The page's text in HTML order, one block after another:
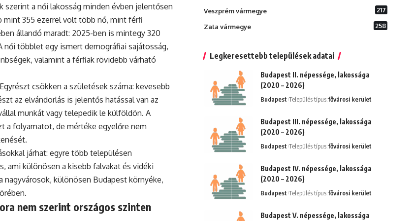
szerint a női lakosság minden évben jelentősen
mint 355 ezerrel volt több nő, mint férfi
állandó maradt: 2025-ben is mintegy 320
többlet egy ismert demográfiai sajátosság,
valamint a férfiak rövidebb várható
csökken a születések száma: kevesebb
az elvándorlás is jelentős hatással van az
munkát vagy telepedik le külföldön. A
a folyamatot, de mértéke egyelőre nem
járhat: egyre több településen
ami különösen a kisebb falvakat és vidéki
nagyvárosok, különösen Budapest környéke,
nem szerint országos szinten
Veszprém vármegye 217
Zala vármegye 258
Legkeresettebb települések adatai
Budapest II. népessége, lakossága
(2020 – 2026)
Budapest Település típus:fővárosi kerület
Budapest III. népessége, lakossága
(2020 – 2026)
Budapest Település típus:fővárosi kerület
Budapest IV. népessége, lakossága
(2020 – 2026)
Budapest Település típus:fővárosi kerület
Budapest V. népessége, lakossága